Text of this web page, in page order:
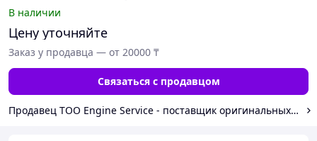
В наличии
Цену уточняйте
Заказ у продавца — от 20000 ₸
Связаться с продавцом
Продавец ТОО Engine Service - поставщик оригинальных з/ч